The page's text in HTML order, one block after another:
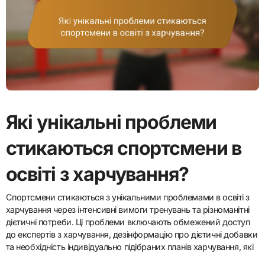
Які унікальні проблеми
стикаються спортсмени в
освіті з харчування?
Спортсмени стикаються з унікальними проблемами в освіті з
харчування через інтенсивні вимоги тренувань та різноманітні
дієтичні потреби. Ці проблеми включають обмежений доступ
до експертів з харчування, дезінформацію про дієтичні добавки
та необхідність індивідуально підібраних планів харчування, які